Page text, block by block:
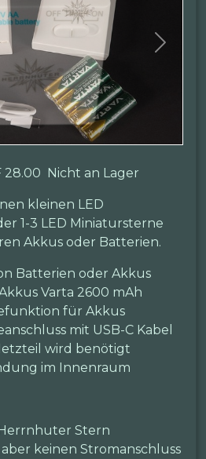
Next
28.00 Nicht an Lager
kleinen LED
1-3 LED Miniatursterne
Akkus oder Batterien.
Batterien oder Akkus
Varta 2600 mAh
für Akkus
mit USB-C Kabel
wird benötigt
im Innenraum
Stern
keinen Stromanschluss